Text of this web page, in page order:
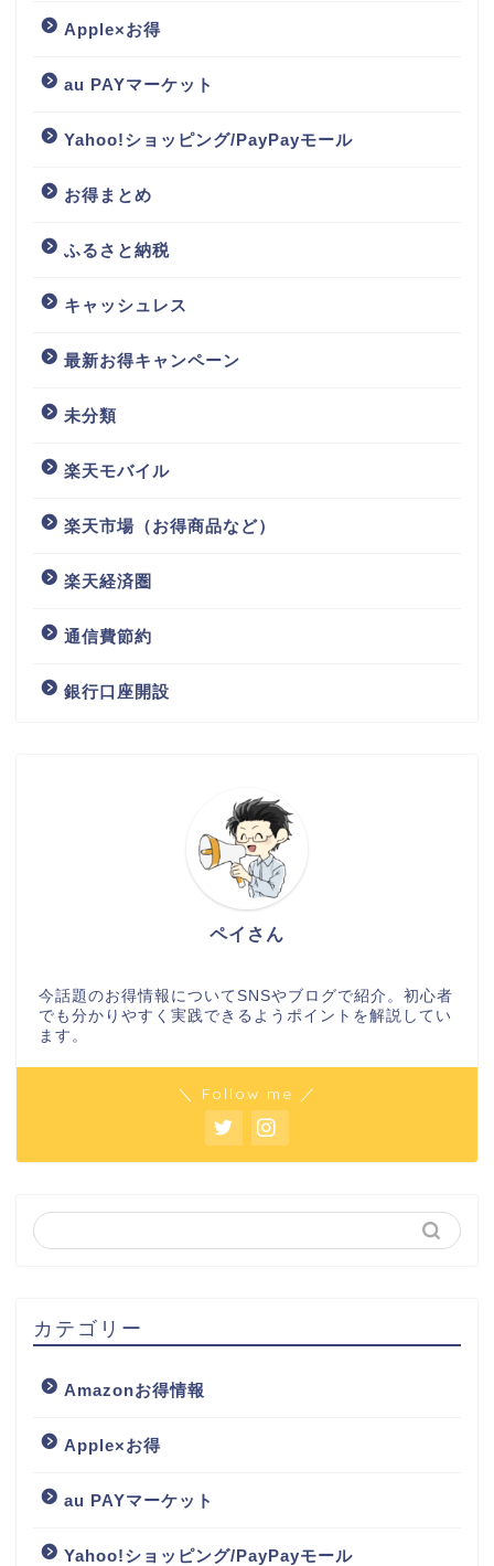
Apple×お得
au PAYマーケット
Yahoo!ショッピング/PayPayモール
お得まとめ
ふるさと納税
キャッシュレス
最新お得キャンペーン
未分類
楽天モバイル
楽天市場（お得商品など）
楽天経済圏
通信費節約
銀行口座開設
ペイさん
今話題のお得情報についてSNSやブログで紹介。初心者
でも分かりやすく実践できるようポイントを解説してい
ます。
＼ Follow me ／
カテゴリー
Amazonお得情報
Apple×お得
au PAYマーケット
Yahoo!ショッピング/PayPayモール